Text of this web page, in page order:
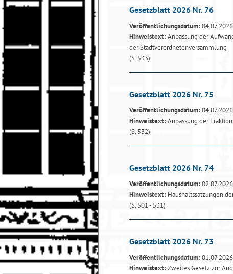
Gesetzblatt 2026 Nr. 76
Veröffentlichungsdatum:04.07.2026
Hinweistext:Anpassung der
der Stadtverordnetenversammlung
(S. 533)
Gesetzblatt 2026 Nr. 75
Veröffentlichungsdatum:04.07.2026
Hinweistext:Anpassung der
(S. 532)
Gesetzblatt 2026 Nr. 74
Veröffentlichungsdatum:02.07.2026
Hinweistext: Haushaltssatzungen
(S. 501 - 531)
Gesetzblatt 2026 Nr. 73
Veröffentlichungsdatum:01.07.2026
Hinweistext:Zweites Gesetz zur